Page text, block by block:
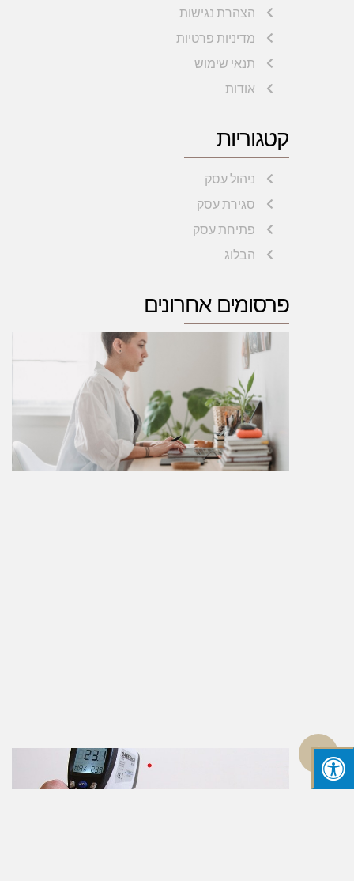
הצהרת נגישות
מדיניות פרטיות
תנאי שימוש
אודות
קטגוריות
ניהול עסק
סגירת עסק
פתיחת עסק
הבלוג
פרסומים אחרונים
גלילה
לראש